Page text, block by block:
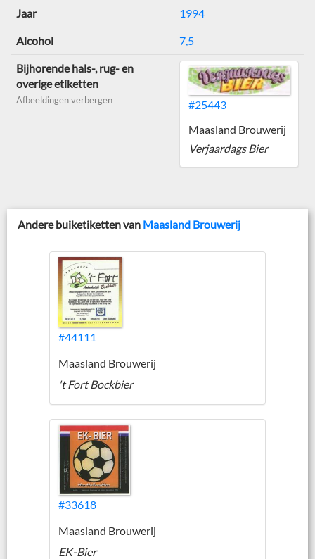
Jaar 1994
Alcohol 7,5
Bijhorende hals-, rug- en
overige etiketten
Afbeeldingen verbergen
#25443
Maasland Brouwerij
Verjaardags Bier
Andere buiketiketten van Maasland Brouwerij
#44111
Maasland Brouwerij
't Fort Bockbier
#33618
Maasland Brouwerij
EK-Bier